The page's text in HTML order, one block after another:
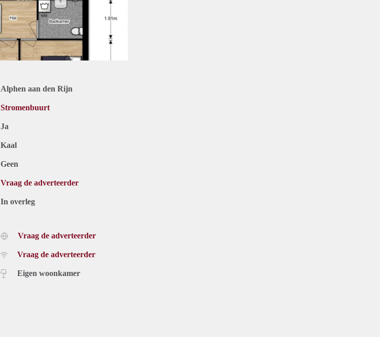
Alphen aan den Rijn
Stromenbuurt
Ja
Kaal
Geen
Vraag de adverteerder
In overleg
Vraag de adverteerder
Vraag de adverteerder
Eigen woonkamer